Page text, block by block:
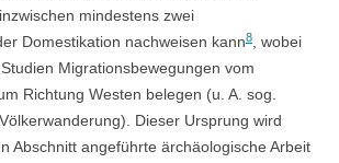
mindestens zwei
Domestikation nachweisen kann8
, wobei
Migrationsbewegungen vom
Richtung Westen belegen (u. A. sog.
Dieser Ursprung wird
Abschnitt angeführte ärchäologische Arbeit